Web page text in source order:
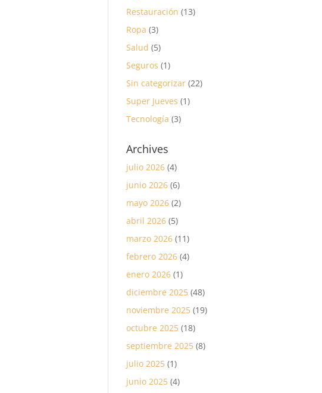
Restauración (13)
Ropa (3)
Salud (5)
Seguros (1)
Sin categorizar (22)
Super Jueves (1)
Tecnología (3)
Archives
julio 2026 (4)
junio 2026 (6)
mayo 2026 (2)
abril 2026 (5)
marzo 2026 (11)
febrero 2026 (4)
enero 2026 (1)
diciembre 2025 (48)
noviembre 2025 (19)
octubre 2025 (18)
septiembre 2025 (8)
julio 2025 (1)
junio 2025 (4)